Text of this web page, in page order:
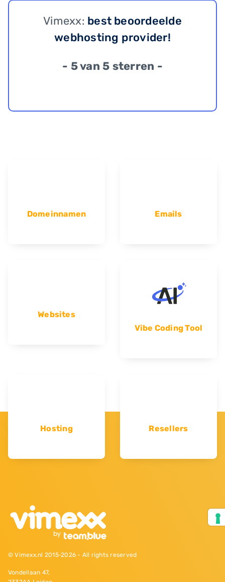
Vimexx: best beoordeelde
webhosting provider!
- 5 van 5 sterren -
Domeinnamen Emails
Websites
Vibe Coding Tool
Hosting Resellers
© Vimexx.nl 2015‐2026 - All rights reserved
Vondellaan 47,